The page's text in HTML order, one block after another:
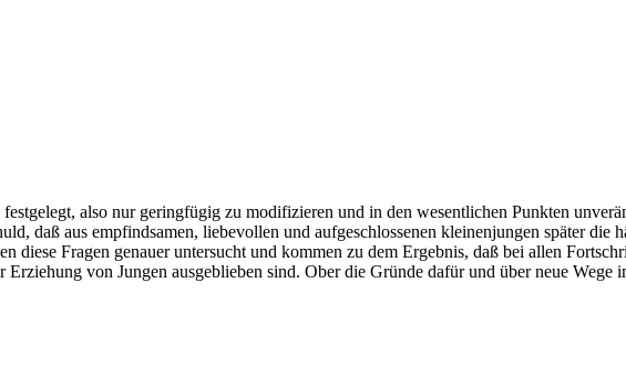
also nur geringfügig zu modifizieren und in den wesentlichen Punkten
daß aus empfindsamen, liebevollen und aufgeschlossenen kleinenjungen später die
diese Fragen genauer untersucht und kommen zu dem Ergebnis, daß bei allen
von Jungen ausgeblieben sind. Ober die Gründe dafür und über neue